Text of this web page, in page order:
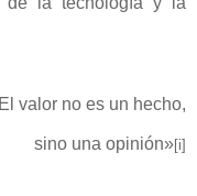
valor no es un hecho,
sino una opinión»[i]